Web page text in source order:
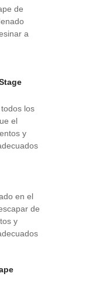
de
a
los
el
y
en el
de
y